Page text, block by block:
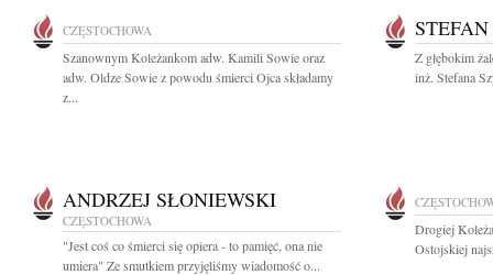
CZĘSTOCHOWA
Szanownym Koleżankom adw. Kamili Sowie oraz
adw. Oldze Sowie z powodu śmierci Ojca składamy
z...
Z głębokim
inż. Stefana
ANDRZEJ SŁONIEWSKI
CZĘSTOCHOWA
"Jest coś co śmierci się opiera - to pamięć, ona nie
umiera" Ze smutkiem przyjęliśmy wiadomość o...
Drogiej
Ostojskiej